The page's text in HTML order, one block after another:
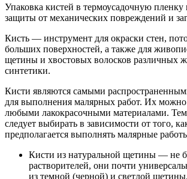
Упаковка кистей в термоусадочную пленку
защиты от механических повреждений и
Кисть — инструмент для окраски стен,
больших поверхностей, а также для
щетины и хвостовых волосков различных
синтетики.
Кисти являются самыми
для выполнения малярных работ. Их можно
любыми лакокрасочными материалами.
следует выбирать в зависимости от того,
предполагается выполнять малярные
Кисти из натуральной щетины — не
растворителей, они почти
из темной (черной) и светлой щетины.